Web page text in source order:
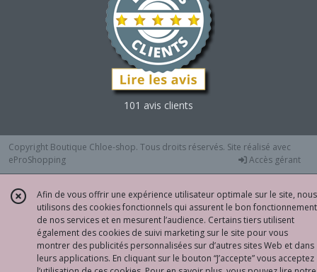
101 avis clients
Copyright Boutique Chloe-shop. Tous droits réservés. Site réalisé avec
eProShopping
Accès gérant
Afin de vous offrir une expérience utilisateur optimale sur le site, nous
utilisons des cookies fonctionnels qui assurent le bon fonctionnement
de nos services et en mesurent l’audience. Certains tiers utilisent
également des cookies de suivi marketing sur le site pour vous
montrer des publicités personnalisées sur d’autres sites Web et dans
leurs applications. En cliquant sur le bouton “J’accepte” vous acceptez